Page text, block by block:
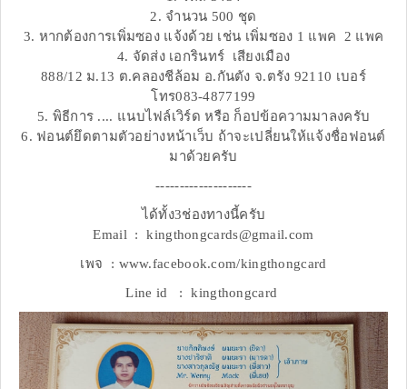
2. จำนวน 500 ชุด
3. หากต้องการเพิ่มซอง แจ้งด้วย เช่น เพิ่มซอง 1 แพค 2 แพค
4. จัดส่ง เอกรินทร์ เสียงเมือง
888/12 ม.13 ต.คลองชีล้อม อ.กันตัง จ.ตรัง 92110 เบอร์
โทร083-4877199
5. พิธีการ .... แนบไฟล์เวิร์ด หรือ ก็อปข้อความมาลงครับ
6. ฟอนต์ยึดตามตัวอย่างหน้าเว็บ ถ้าจะเปลี่ยนให้แจ้งชื่อฟอนต์
มาด้วยครับ
--------------------
ได้ทั้ง3ช่องทางนี้ครับ
Email : kingthongcards@gmail.com
เพจ : www.facebook.com/kingthongcard
Line id : kingthongcard